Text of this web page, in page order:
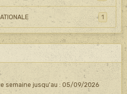
1
semaine jusqu'au : 05/09/2026